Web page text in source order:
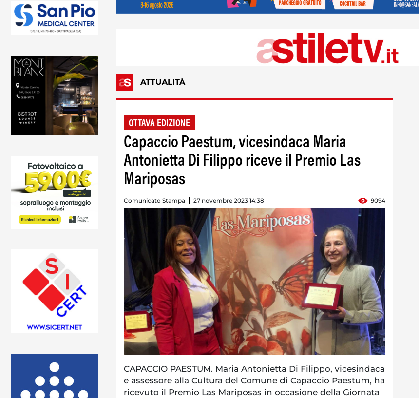
ATTUALITÀ
OTTAVA EDIZIONE
Capaccio Paestum, vicesindaca Maria
Antonietta Di Filippo riceve il Premio Las
Mariposas
Comunicato Stampa 27 novembre 2023 14:38 9094
CAPACCIO PAESTUM. Maria Antonietta Di Filippo, vicesindaca
e assessore alla Cultura del Comune di Capaccio Paestum, ha
ricevuto il Premio Las Mariposas in occasione della Giornata